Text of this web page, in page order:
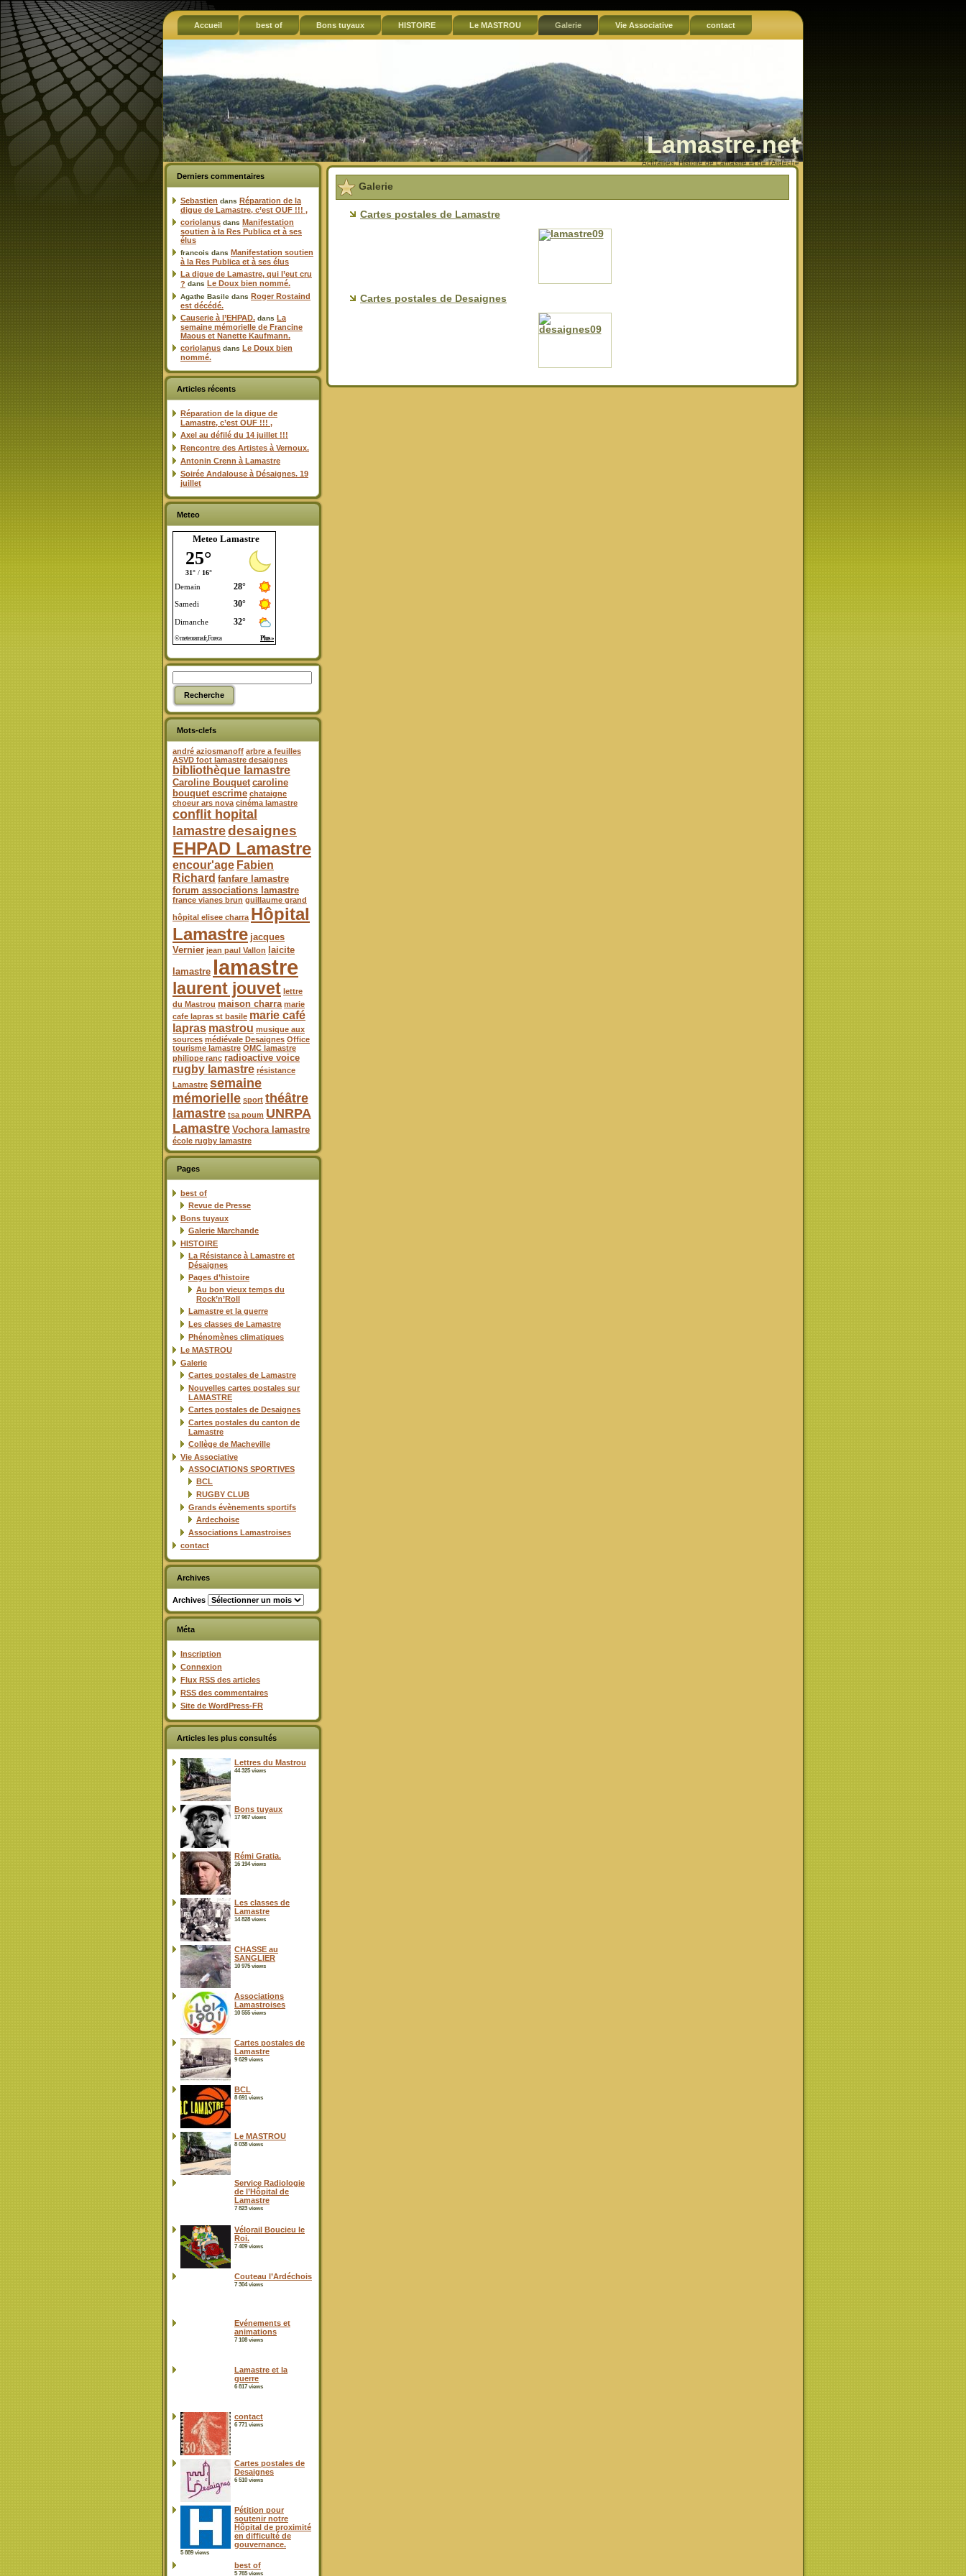
Accueil best of Bons tuyaux HISTOIRE Le MASTROU Galerie Vie Associative contact
Lamastre.net
Actualités, Histoire de Lamastre et de l'Ardèche
Derniers commentaires
Sebastien dans Réparation de la
digue de Lamastre, c’est OUF !!! ,
coriolanus dans Manifestation
soutien à la Res Publica et à ses
élus
francois dans Manifestation soutien
à la Res Publica et à ses élus
La digue de Lamastre, qui l’eut cru
? dans Le Doux bien nommé.
Agathe Basile dans Roger Rostaind
est décédé.
Causerie à l’EHPAD. dans La
semaine mémorielle de Francine
Maous et Nanette Kaufmann.
coriolanus dans Le Doux bien
nommé.
Articles récents
Réparation de la digue de
Lamastre, c’est OUF !!! ,
Axel au défilé du 14 juillet !!!
Rencontre des Artistes à Vernoux.
Antonin Crenn à Lamastre
Soirée Andalouse à Désaignes. 19
juillet
Meteo
Meteo Lamastre
Mots-clefs
andré aziosmanoff arbre a feuilles
ASVD foot lamastre desaignes
bibliothèque lamastre
Caroline Bouquet caroline
bouquet escrime chataigne
choeur ars nova cinéma lamastre
conflit hopital
lamastredesaignes
EHPAD Lamastre
encour'age Fabien
Richard fanfare lamastre
forum associations lamastre
france vianes brun guillaume grand
hôpital elisee charra Hôpital
Lamastre jacques
Vernier jean paul Vallon
laicite
lamastre lamastre
laurent jouvet lettre
du Mastrou maison charra marie
cafe lapras st basile marie café
lapras mastrou musique aux
sources médiévale Desaignes Office
tourisme lamastre OMC lamastre
philippe ranc radioactive voice
rugby lamastre résistance
Lamastre semaine
mémorielle sport théâtre
lamastre tsa poum UNRPA
Lamastre Vochora lamastre
école rugby lamastre
Pages
best of
Revue de Presse
Bons tuyaux
Galerie Marchande
HISTOIRE
La Résistance à Lamastre et
Désaignes
Pages d’histoire
Au bon vieux temps du
Rock’n’Roll
Lamastre et la guerre
Les classes de Lamastre
Phénomènes climatiques
Le MASTROU
Galerie
Cartes postales de Lamastre
Nouvelles cartes postales sur
LAMASTRE
Cartes postales de Desaignes
Cartes postales du canton de
Lamastre
Collège de Macheville
Vie Associative
ASSOCIATIONS SPORTIVES
BCL
RUGBY CLUB
Grands évènements sportifs
Ardechoise
Associations Lamastroises
contact
Archives
Archives
Méta
Inscription
Connexion
Flux RSS des articles
RSS des commentaires
Site de WordPress-FR
Articles les plus consultés
Lettres du Mastrou
44 325 views
Bons tuyaux
17 967 views
Rémi Gratia.
16 194 views
Les classes de
Lamastre
14 828 views
CHASSE au
SANGLIER
10 975 views
Associations
Lamastroises
10 555 views
Cartes postales de
Lamastre
9 629 views
BCL
8 691 views
Le MASTROU
8 038 views
Service Radiologie
de l’Hôpital de
Lamastre
7 823 views
Vélorail Boucieu le
Roi.
7 409 views
Couteau l’Ardéchois
7 304 views
Evénements et
animations
7 108 views
Lamastre et la
guerre
6 817 views
contact
6 771 views
Cartes postales de
Desaignes
6 510 views
Pétition pour
soutenir notre
Hôpital de proximité
en difficulté de
gouvernance.
5 889 views
best of
5 765 views
Galerie
Cartes postales de Lamastre
Cartes postales de Desaignes